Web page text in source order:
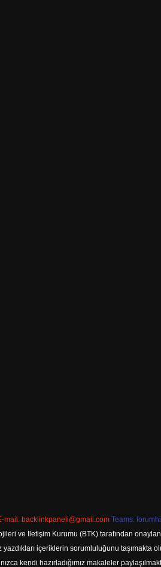
mail: backlinkpaneli@gmail.com Teams:
ve İletişim Kurumu (BTK) tarafından
içeriklerin sorumluluğunu
kendi hazırladığımız makaleler